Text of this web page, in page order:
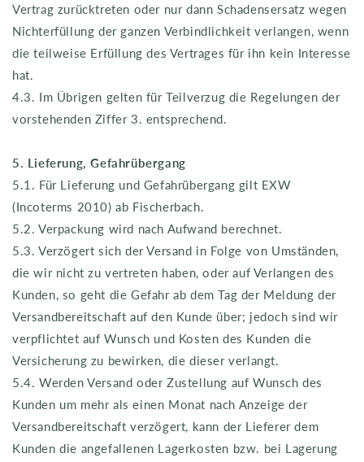
Vertrag zurücktreten oder nur dann Schadensersatz wegen
Nichterfüllung der ganzen Verbindlichkeit verlangen, wenn
die teilweise Erfüllung des Vertrages für ihn kein Interesse
hat.
4.3. Im Übrigen gelten für Teilverzug die Regelungen der
vorstehenden Ziffer 3. entsprechend.
5. Lieferung, Gefahrübergang
5.1. Für Lieferung und Gefahrübergang gilt EXW
(Incoterms 2010) ab Fischerbach.
5.2. Verpackung wird nach Aufwand berechnet.
5.3. Verzögert sich der Versand in Folge von Umständen,
die wir nicht zu vertreten haben, oder auf Verlangen des
Kunden, so geht die Gefahr ab dem Tag der Meldung der
Versandbereitschaft auf den Kunde über; jedoch sind wir
verpflichtet auf Wunsch und Kosten des Kunden die
Versicherung zu bewirken, die dieser verlangt.
5.4. Werden Versand oder Zustellung auf Wunsch des
Kunden um mehr als einen Monat nach Anzeige der
Versandbereitschaft verzögert, kann der Lieferer dem
Kunden die angefallenen Lagerkosten bzw. bei Lagerung